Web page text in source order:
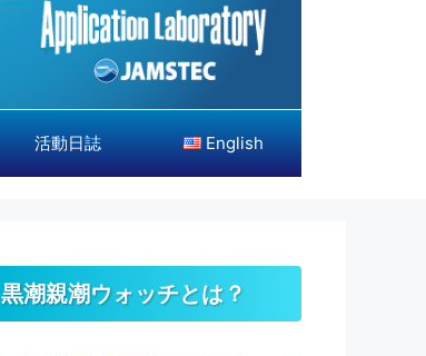
活動日誌 English
黒潮親潮ウォッチとは？